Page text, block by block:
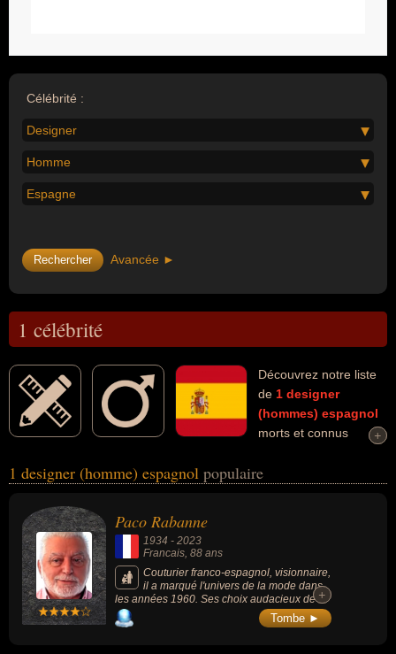
Célébrité :
Designer
Homme
Espagne
Avancée ►
1 célébrité
Découvrez notre liste
de 1 designer
(hommes) espagnol
morts et connus
masculin) peuvent avoir des liens variés dans les domaines de
people. Ces célébrités peuvent également avoir été architecte,
artiste, couturier ou homme d'affaire. En ce qui concerne leurs
nationalités au moment de leurs morts, ils peuvent avoir été
francais par exemple.
+
+
1 designer (homme) espagnol populaire
Paco Rabanne
1934 - 2023
Francais, 88 ans
Couturier franco-espagnol, visionnaire,
il a marqué l'univers de la mode dans
les années 1960. Ses choix audacieux de
matériaux, sa vision avant-gardiste et sa
liberté créative ont influencé toute une
+
+
Tombe ►